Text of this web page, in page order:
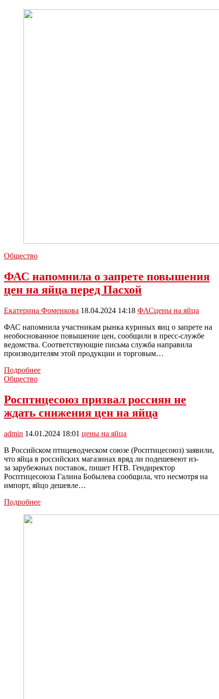
Общество
ФАС напомнила о запрете повышения
цен на яйца перед Пасхой
Екатерина Фоменкова 18.04.2024 14:18 ФАСцены на яйца
ФАС напомнила участникам рынка куриных яиц о запрете на
необоснованное повышение цен, сообщили в пресс-службе
ведомства. Соответствующие письма служба направила
производителям этой продукции и торговым…
ПодробнееФАС
повышения
цен
яйца
Пасхой
Общество
Росптицесоюз призвал россиян не
ждать снижения цен на яйца
admin 14.01.2024 18:01 цены на яйца
В Российском птицеводческом союзе (Росптицесоюз) заявили,
что яйца в российских магазинах вряд ли подешевеют из-
за зарубежных поставок, пишет НТВ. Гендиректор
Росптицесоюза Галина Бобылева сообщила, что несмотря на
импорт, яйцо дешевле…
ПодробнееРосптицесоюз